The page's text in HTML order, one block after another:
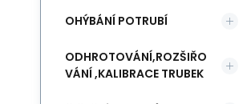
OHÝBÁNÍ POTRUBÍ
ODHROTOVÁNÍ,ROZŠIŘO
VÁNÍ ,KALIBRACE TRUBEK